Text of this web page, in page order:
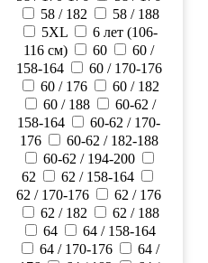
58 / 182
58 / 188
5XL
6 лет (106-
116 см)
60
60 /
158-164
60 / 170-176
60 / 176
60 / 182
60 / 188
60-62 /
158-164
60-62 / 170-
176
60-62 / 182-188
60-62 / 194-200
62
62 / 158-164
62 / 170-176
62 / 176
62 / 182
62 / 188
64
64 / 158-164
64 / 170-176
64 /